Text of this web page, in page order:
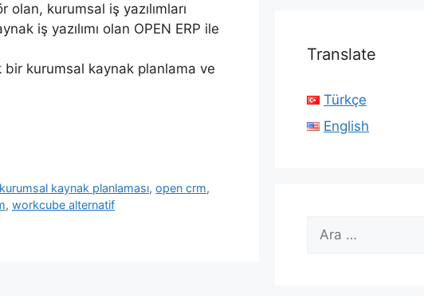
olan, kurumsal iş yazılımları
iş yazılımı olan OPEN ERP ile
bir kurumsal kaynak planlama ve
kurumsal kaynak planlaması,open crm,
, workcube alternatif
Translate
Türkçe
English
için